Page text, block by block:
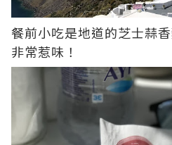
餐前小吃是地道的芝士蒜
非常惹味！